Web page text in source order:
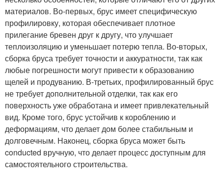
материалов. Во-первых, брус имеет специфическую
профилировку, которая обеспечивает плотное
прилегание бревен друг к другу, что улучшает
теплоизоляцию и уменьшает потерю тепла. Во-вторых,
сборка бруса требует точности и аккуратности, так как
любые погрешности могут привести к образованию
щелей и продуванию. В-третьих, профилированный брус
не требует дополнительной отделки, так как его
поверхность уже обработана и имеет привлекательный
вид. Кроме того, брус устойчив к короблению и
деформациям, что делает дом более стабильным и
долговечным. Наконец, сборка бруса может быть
conducted вручную, что делает процесс доступным для
самостоятельного строительства.